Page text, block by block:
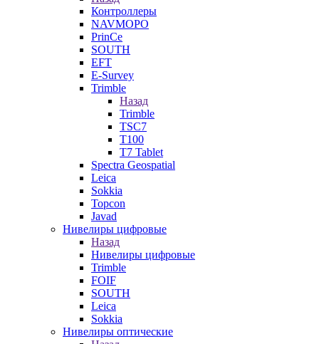
Контроллеры
NAVMOPO
PrinCe
SOUTH
EFT
E-Survey
Trimble
Назад
Trimble
TSC7
T100
T7 Tablet
Spectra Geospatial
Leica
Sokkia
Topcon
Javad
Нивелиры цифровые
Назад
Нивелиры цифровые
Trimble
FOIF
SOUTH
Leica
Sokkia
Нивелиры оптические